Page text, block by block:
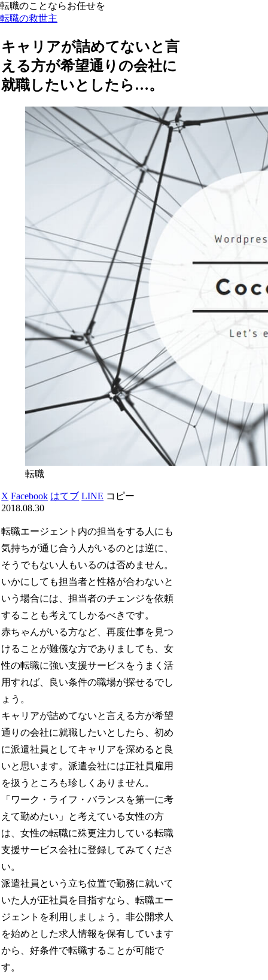
転職のことならお任せを
転職の救世主
キャリアが詰めてないと言
える方が希望通りの会社に
就職したいとしたら…。
転職
X Facebook はてブ LINE コピー
2018.08.30
転職エージェント内の担当をする人にも
気持ちが通じ合う人がいるのとは逆に、
そうでもない人もいるのは否めません。
いかにしても担当者と性格が合わないと
いう場合には、担当者のチェンジを依頼
することも考えてしかるべきです。
赤ちゃんがいる方など、再度仕事を見つ
けることが難儀な方でありましても、女
性の転職に強い支援サービスをうまく活
用すれば、良い条件の職場が探せるでし
ょう。
キャリアが詰めてないと言える方が希望
通りの会社に就職したいとしたら、初め
に派遣社員としてキャリアを深めると良
いと思います。派遣会社には正社員雇用
を扱うところも珍しくありません。
「ワーク・ライフ・バランスを第一に考
えて勤めたい」と考えている女性の方
は、女性の転職に殊更注力している転職
支援サービス会社に登録してみてくださ
い。
派遣社員という立ち位置で勤務に就いて
いた人が正社員を目指すなら、転職エー
ジェントを利用しましょう。非公開求人
を始めとした求人情報を保有しています
から、好条件で転職することが可能で
す。